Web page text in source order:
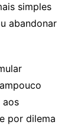
simples
abandonar
aos
por dilema